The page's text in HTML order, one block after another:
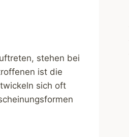
stehen bei
ist die
sich oft